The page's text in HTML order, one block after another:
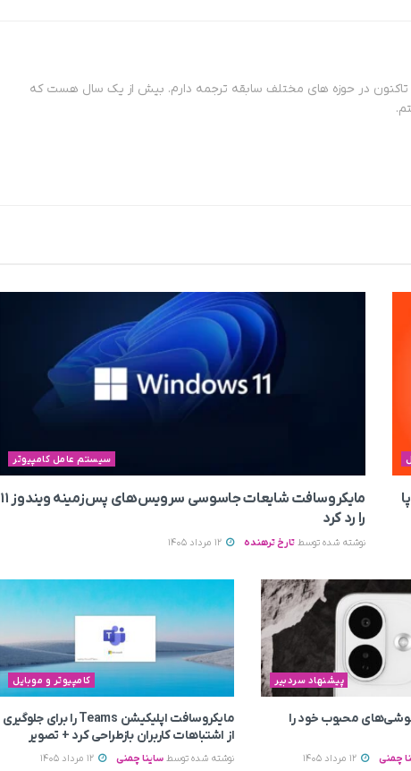
کارشناسی مترجمی زبان فرانسه. از سال 87 تاکنون در حوزه های مختلف سابقه ترجمه دارم. بیش از یک سال هست که
سیستم عامل کامپیوتر
مایکروسافت شایعات جاسوسی سرویس‌های پس‌زمینه ویندوز ۱۱
را رد کرد
نوشته شده توسط تارخ ترهنده
پیشنهاد سردبیر
محبوب خود را
چمنی 12 مرداد 1405
کامپیوتر و موبایل
مایکروسافت اپلیکیشن Teams را برای جلوگیری
از اشتباهات کاربران بازطراحی کرد + تصویر
نوشته شده توسط ساینا چمنی